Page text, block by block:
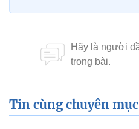
Tin cùng chuyên mục